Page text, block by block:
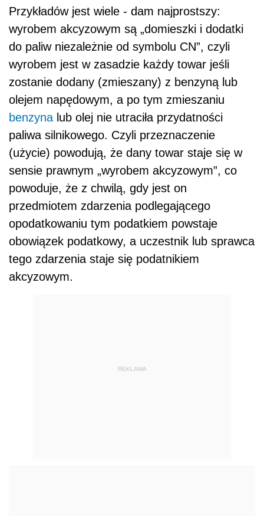
Przykładów jest wiele - dam najprostszy:
wyrobem akcyzowym są „domieszki i dodatki
do paliw niezależnie od symbolu CN”, czyli
wyrobem jest w zasadzie każdy towar jeśli
zostanie dodany (zmieszany) z benzyną lub
olejem napędowym, a po tym zmieszaniu
benzyna lub olej nie utraciła przydatności
paliwa silnikowego. Czyli przeznaczenie
(użycie) powodują, że dany towar staje się w
sensie prawnym „wyrobem akcyzowym”, co
powoduje, że z chwilą, gdy jest on
przedmiotem zdarzenia podlegającego
opodatkowaniu tym podatkiem powstaje
obowiązek podatkowy, a uczestnik lub sprawca
tego zdarzenia staje się podatnikiem
akcyzowym.
REKLAMA